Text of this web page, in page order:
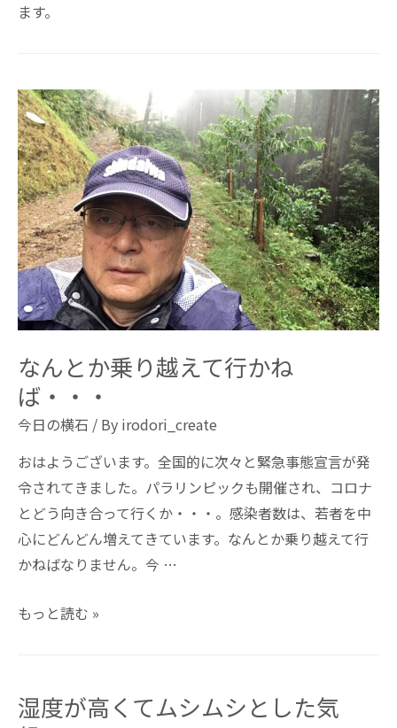
ます。
なんとか乗り越えて行かね
ば・・・
今日の横石 / By irodori_create
おはようございます。全国的に次々と緊急事態宣言が発
令されてきました。パラリンピックも開催され、コロナ
とどう向き合って行くか・・・。感染者数は、若者を中
心にどんどん増えてきています。なんとか乗り越えて行
かねばなりません。今 …
もっと読む »
湿度が高くてムシムシとした気